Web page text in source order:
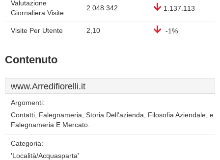
Valutazione
Giornaliera Visite
2.048.342 1.137.113
Visite Per Utente 2,10 -1%
Contenuto
www.Arredifiorelli.it
Argomenti:
Contatti, Falegnameria, Storia Dell'azienda, Filosofia Aziendale, e
Falegnameria E Mercato.
Categoria:
'Località/Acquasparta'